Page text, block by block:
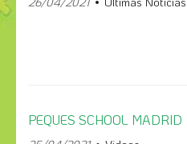
PEQUES SCHOOL MADRID